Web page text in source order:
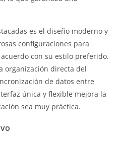
es el diseño moderno y
configuraciones para
con su estilo preferido.
organización directa del
de datos entre
única y flexible mejora la
sea muy práctica.